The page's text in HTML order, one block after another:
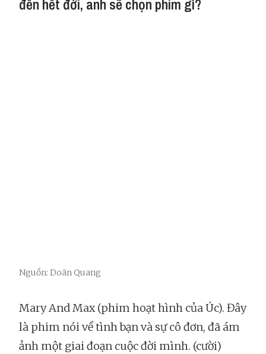
đến hết đời, anh sẽ chọn phim gì?
Nguồn: Doãn Quang
Mary And Max (phim hoạt hình của Úc). Đây
là phim nói về tình bạn và sự cô đơn, đã ám
ảnh một giai đoạn cuộc đời mình. (cười)